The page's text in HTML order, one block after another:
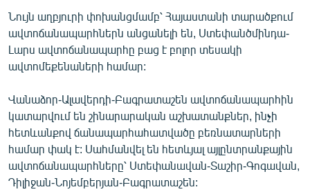
Русский
ՀԵՏԵՎԵՔ ՄԵԶ
«Ազատության» բոլոր կայքերը
Նույն աղբյուրի փոխանցմամբ՝ Հայաստանի տարածքում
ավտոճանապարհներն անցանելի են, Ստեփանծմինդա-
Լարս ավտոճանապարհը բաց է բոլոր տեսակի
ավտոմեքենաների համար:
Վանաձոր-Ալավերդի-Բագրատաշեն ավտոճանապարհին
կատարվում են շինարարական աշխատանքներ, ինչի
հետևանքով ճանապարհահատվածը բեռնատարների
համար փակ է: Սահմանվել են հետևյալ այլընտրանքային
ավտոճանապարհները՝ Ստեփանավան-Տաշիր-Գոգավան,
Դիլիջան-Նոյեմբերյան-Բագրատաշեն: